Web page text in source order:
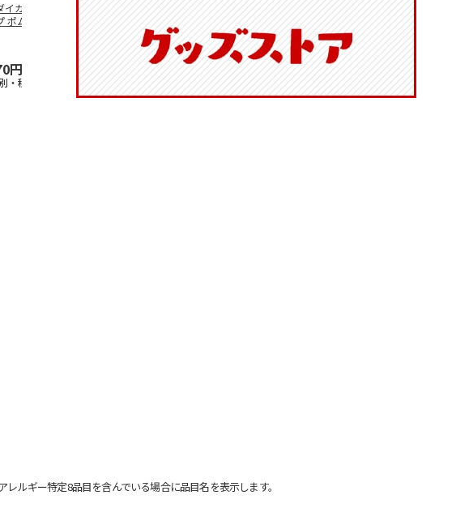
イカットマグ
ポムポムプ
円
・税込)
抗菌食洗機対応 ふ
わっと弁当箱 530ml
1,760円
(送料別・税込)
ふわっとフタタイト
ランチボックス角型
パペットスンスン
R…
1,485円
(送料別・税込)
マスコット入りドリ
ンクボトル ハロー
キティ PSPR5MC
3,300円
(送料別・税込)
コーデュロ
ンチバッグ
2,200円
(送料別・税
ルギー特定8品目を含んでいる場合に品目名を表示します。